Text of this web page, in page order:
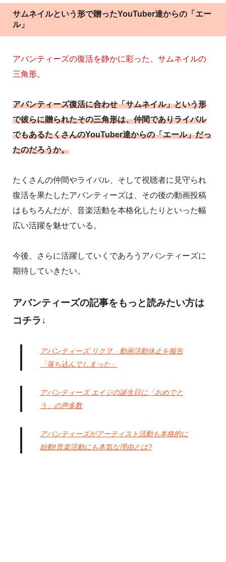
サムネイルという形で贈ったYouTuber達からの「エー
ル」
アバンティーズの復活を静かに彩った、サムネイルの
三角形。
アバンティーズ復活に合わせ「サムネイル」という形
で彼らに贈られたその三角形は、仲間でありライバル
でもあるたくさんのYouTuber達からの「エール」だっ
たのだろうか。
たくさんの仲間やライバル、そして視聴者に見守られ
復活を果たしたアバンティーズは、その後の動画投稿
はもちろんだが、音楽活動を本格化したりといった幅
広い活躍を魅せている。
今後、さらに活躍していくであろうアバンティーズに
期待していきたい。
アバンティーズの記事をもっと読みたい方は
コチラ↓
アバンティーズ リクヲ 動画活動休止を報告
「落ち込んでしまった」
アバンティーズ エイジの誕生日に「おめでと
う」の声多数
アバンティーズがアーティスト活動も本格的に
始動!音楽活動にも本気な理由とは?